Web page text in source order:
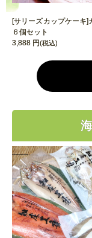
[サリーズカップケーキ]
６個セット
3,888 円(税込)